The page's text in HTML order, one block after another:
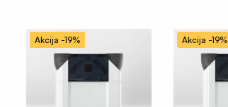
Akcija -19% Akcija -19%